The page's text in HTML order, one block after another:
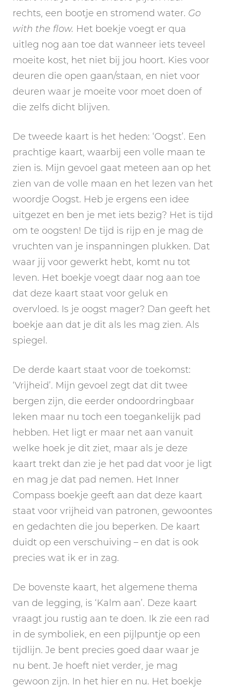
rechts, een bootje en stromend water. Go
with the flow. Het boekje voegt er qua
uitleg nog aan toe dat wanneer iets teveel
moeite kost, het niet bij jou hoort. Kies voor
deuren die open gaan/staan, en niet voor
deuren waar je moeite voor moet doen of
die zelfs dicht blijven.
De tweede kaart is het heden: ‘Oogst’. Een
prachtige kaart, waarbij een volle maan te
zien is. Mijn gevoel gaat meteen aan op het
zien van de volle maan en het lezen van het
woordje Oogst. Heb je ergens een idee
uitgezet en ben je met iets bezig? Het is tijd
om te oogsten! De tijd is rijp en je mag de
vruchten van je inspanningen plukken. Dat
waar jij voor gewerkt hebt, komt nu tot
leven. Het boekje voegt daar nog aan toe
dat deze kaart staat voor geluk en
overvloed. Is je oogst mager? Dan geeft het
boekje aan dat je dit als les mag zien. Als
spiegel.
De derde kaart staat voor de toekomst:
‘Vrijheid’. Mijn gevoel zegt dat dit twee
bergen zijn, die eerder ondoordringbaar
leken maar nu toch een toegankelijk pad
hebben. Het ligt er maar net aan vanuit
welke hoek je dit ziet, maar als je deze
kaart trekt dan zie je het pad dat voor je ligt
en mag je dat pad nemen. Het Inner
Compass boekje geeft aan dat deze kaart
staat voor vrijheid van patronen, gewoontes
en gedachten die jou beperken. De kaart
duidt op een verschuiving – en dat is ook
precies wat ik er in zag.
De bovenste kaart, het algemene thema
van de legging, is ‘Kalm aan’. Deze kaart
vraagt jou rustig aan te doen. Ik zie een rad
in de symboliek, en een pijlpuntje op een
tijdlijn. Je bent precies goed daar waar je
nu bent. Je hoeft niet verder, je mag
gewoon zijn. In het hier en nu. Het boekje